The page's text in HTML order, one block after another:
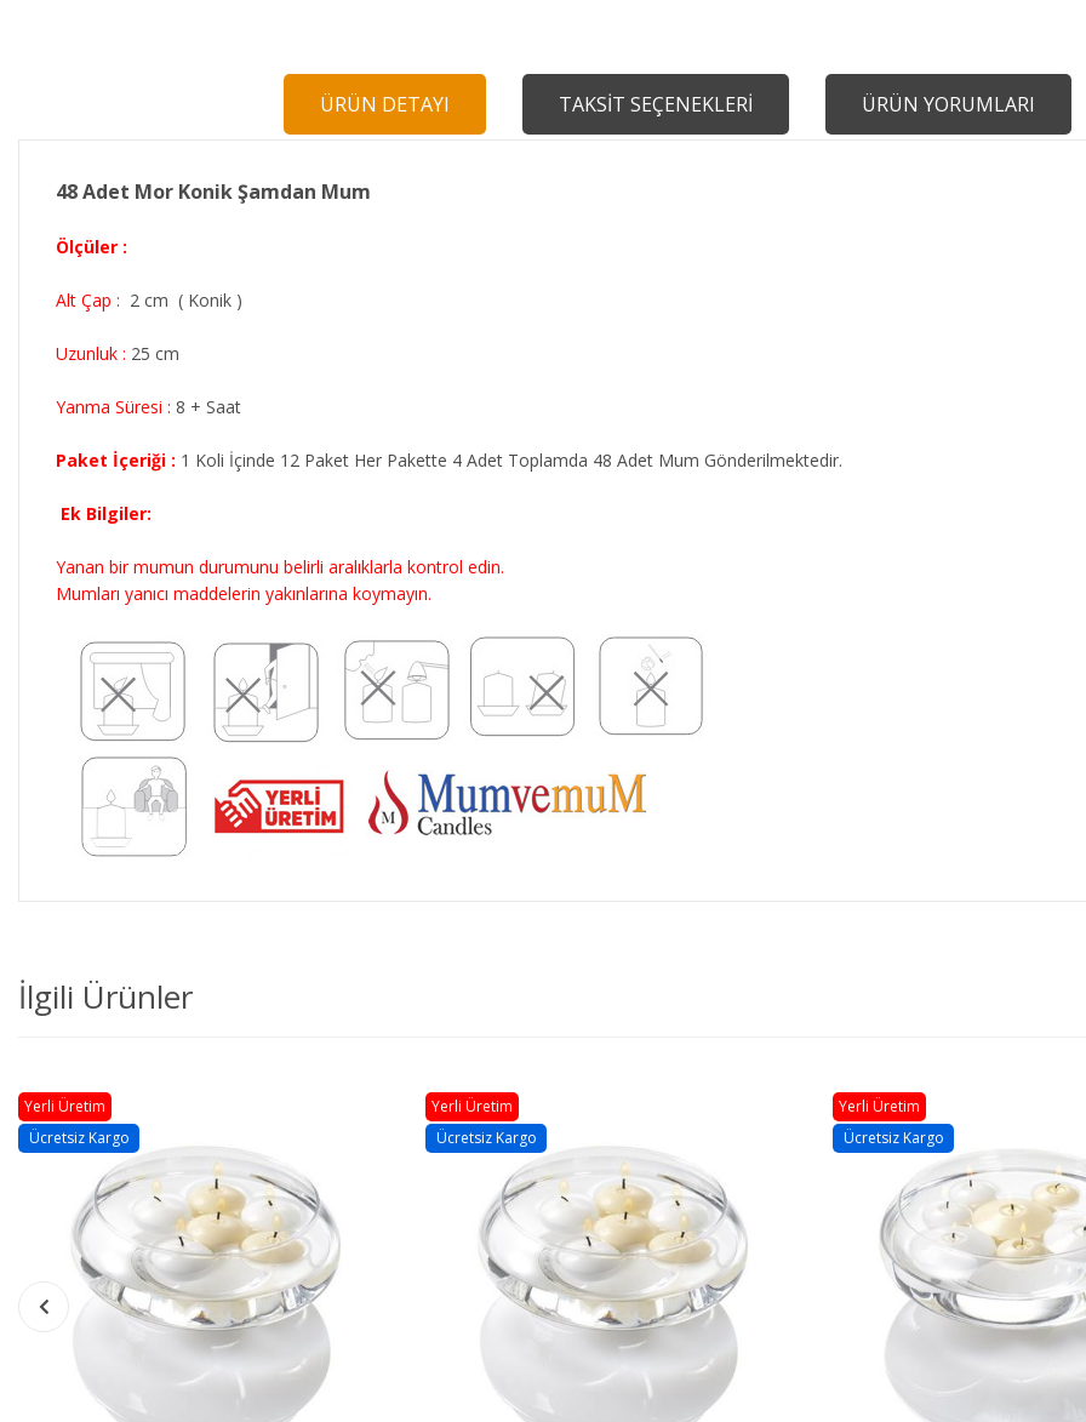
ÜRÜN DETAYI TAKSİT SEÇENEKLERİ ÜRÜN YORUMLARI
48 Adet Mor Konik Şamdan Mum
Ölçüler :
​Alt Çap : 2 cm ( Konik )
Uzunluk : 25 cm
Yanma Süresi : 8 + Saat
Paket İçeriği : 1 Koli İçinde 12 Paket Her Pakette 4 Adet Toplamda 48 Adet Mum Gönderilmektedir.
Ek Bilgiler:
Yanan bir mumun durumunu belirli aralıklarla kontrol edin.
Mumları yanıcı maddelerin yakınlarına koymayın.
İlgili Ürünler
Yerli Üretim
Ücretsiz Kargo
Yerli Üretim
Ücretsiz Kargo
Yerli Üretim
Ücretsiz Kargo